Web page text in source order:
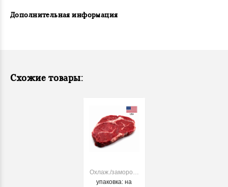
Дополнительная информация
Схожие товары:
Охлаж./заморож.
говядина
упаковка: на